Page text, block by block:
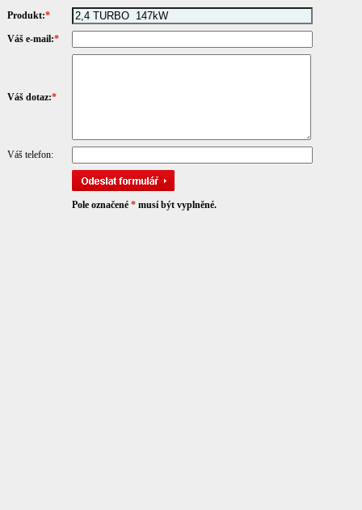
Produkt:*
Váš e-mail:*
Váš dotaz:*
Váš telefon:
Pole označené * musí být vyplněné.